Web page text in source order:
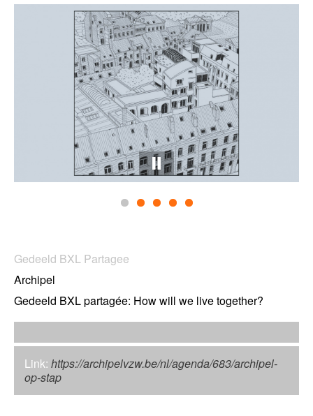
Gedeeld BXL Partagee
Archipel
Gedeeld BXL partagée: How will we live together?
Link: https://archipelvzw.be/nl/agenda/683/archipel-
op-stap